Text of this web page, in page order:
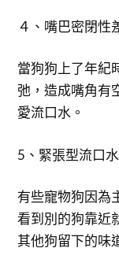
４、嘴巴密閉性
當狗狗上了年紀
弛，造成嘴角有
愛流口水。
5、緊張型流口水
有些寵物狗因為
看到別的狗靠近
其他狗留下的味